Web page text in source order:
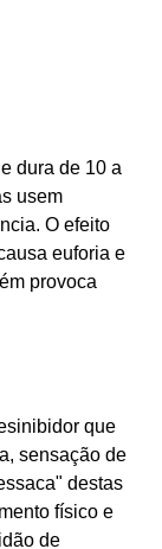
dura de 10 a
usem
O efeito
euforia e
provoca
que
sensação de
destas
físico e
de